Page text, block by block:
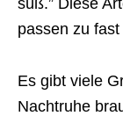
süß.” Diese
passen zu
Es gibt viele
Nachtruhe